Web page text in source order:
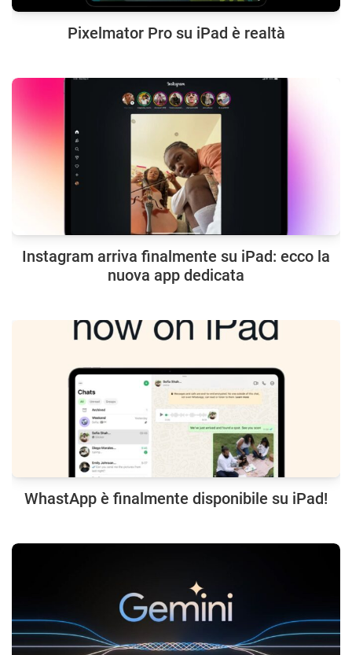
Pixelmator Pro su iPad è realtà
Instagram arriva finalmente su iPad: ecco la
nuova app dedicata
WhastApp è finalmente disponibile su iPad!